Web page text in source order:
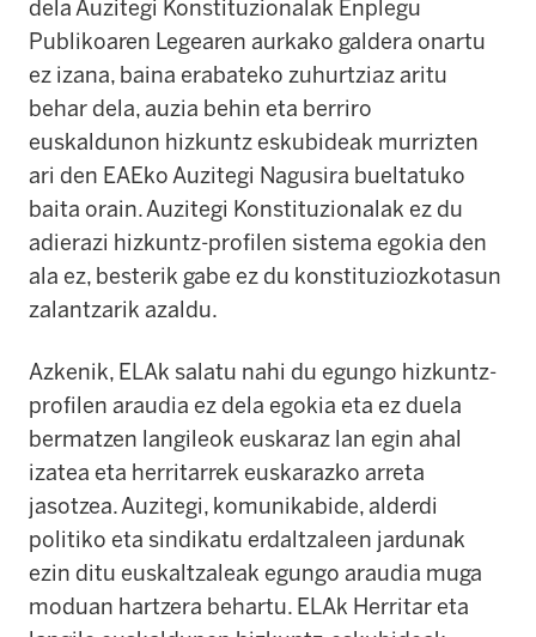
dela Auzitegi Konstituzionalak Enplegu
Publikoaren Legearen aurkako galdera onartu
ez izana, baina erabateko zuhurtziaz aritu
behar dela, auzia behin eta berriro
euskaldunon hizkuntz eskubideak murrizten
ari den EAEko Auzitegi Nagusira bueltatuko
baita orain. Auzitegi Konstituzionalak ez du
adierazi hizkuntz-profilen sistema egokia den
ala ez, besterik gabe ez du konstituziozkotasun
zalantzarik azaldu.
Azkenik, ELAk salatu nahi du egungo hizkuntz-
profilen araudia ez dela egokia eta ez duela
bermatzen langileok euskaraz lan egin ahal
izatea eta herritarrek euskarazko arreta
jasotzea. Auzitegi, komunikabide, alderdi
politiko eta sindikatu erdaltzaleen jardunak
ezin ditu euskaltzaleak egungo araudia muga
moduan hartzera behartu. ELAk Herritar eta